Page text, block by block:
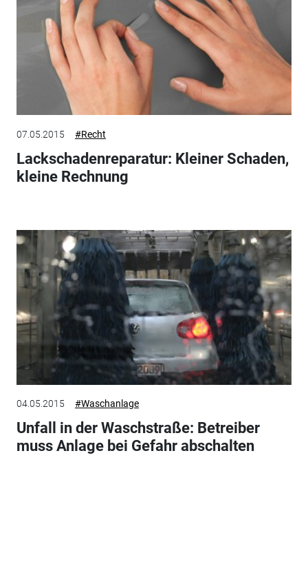
07.05.2015 #Recht
Lackschadenreparatur: Kleiner Schaden,
kleine Rechnung
04.05.2015 #Waschanlage
Unfall in der Waschstraße: Betreiber
muss Anlage bei Gefahr abschalten